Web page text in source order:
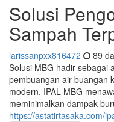
Solusi
Sampah
larissanpxx816472 89
Solusi MBG hadir sebagai
pembuangan air buangan
modern, IPAL MBG
meminimalkan dampak
https://astatirtasaka.com/